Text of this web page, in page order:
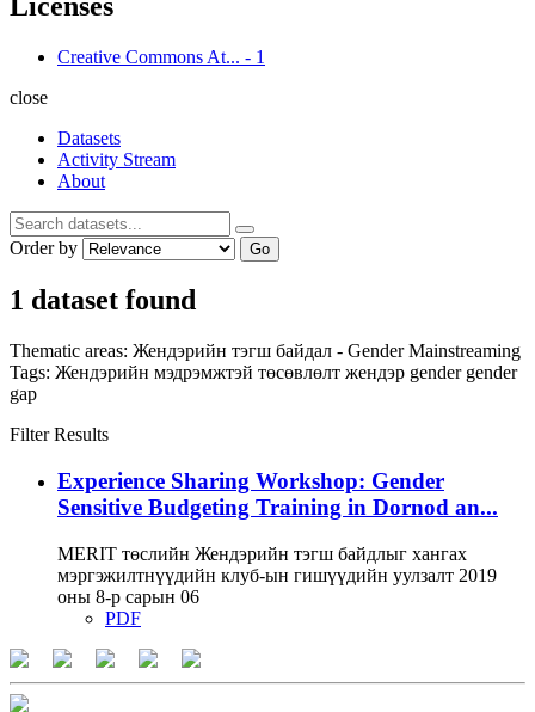
Creative Commons At... - 1
close
Datasets
Activity Stream
About
Order by Go
1 dataset found
Thematic areas: Жендэрийн тэгш байдал - Gender Mainstreaming
Tags: Жендэрийн мэдрэмжтэй төсөвлөлт жендэр gender gender
gap
Filter Results
Experience Sharing Workshop: Gender
Sensitive Budgeting Training in Dornod an...
MERIT төслийн Жендэрийн тэгш байдлыг хангах
мэргэжилтнүүдийн клуб-ын гишүүдийн уулзалт 2019
оны 8-р сарын 06
PDF